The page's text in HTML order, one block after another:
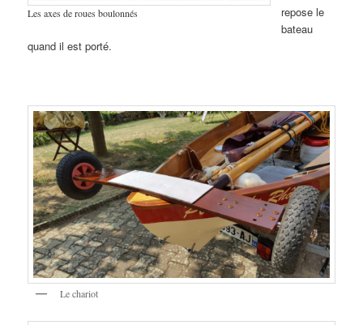
Les axes de roues boulonnés
repose le
bateau
quand il est porté.
Le chariot